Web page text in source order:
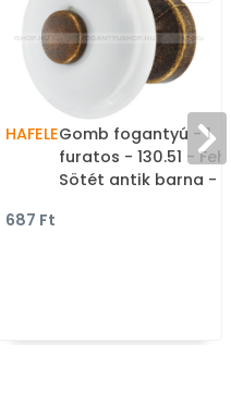
HAFELEGomb fogantyú - 1
furatos - 130.51 -
Sötét antik barna -
687 Ft